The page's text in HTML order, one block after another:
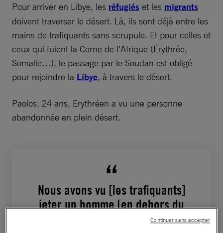
Pour arriver en Libye, les réfugiés et les migrants
doivent traverser le désert. Là, ils sont déjà entre les
mains de trafiquants sans scrupule. Et pour celles et
ceux qui fuient la Corne de l’Afrique (Érythrée,
Somalie…), le passage par le Soudan est obligé
pour rejoindre la Libye, à travers le désert.
Paolos, 24 ans, Erythréen a vu une personne
abandonnée en plein désert.
Nous avons vu [les trafiquants]
jeter un homme [en dehors du
camion] dans le désert. Il était
Continuer sans accepter